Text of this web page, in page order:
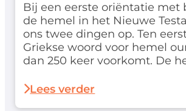
Bij een eerste oriëntatie met
de hemel in het Nieuwe
ons twee dingen op. Ten
Griekse woord voor hemel
dan 250 keer voorkomt. De
merken we bij het
Lees verder